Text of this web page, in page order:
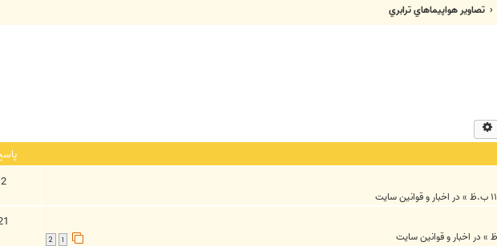
تصاوير هواپيماهاي ترابري
جستجو
» در اخبار و قوانين سايت
2
» در اخبار و قوانين سايت 1
2